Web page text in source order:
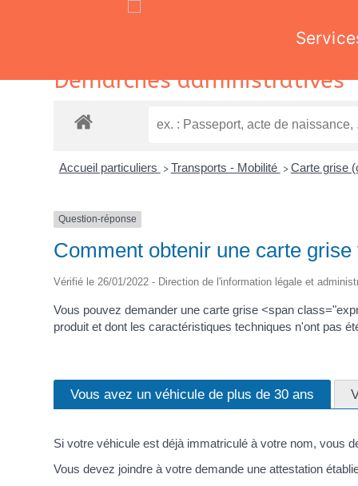
Démarches administratives
Accueil particuliers > Transports - Mobilité > Carte grise
Question-réponse
Comment obtenir une carte
Vérifié le 26/01/2022 - Direction de l'information légale et
Vous pouvez demander une carte grise <span
produit et dont les caractéristiques techniques n'ont pas
Vous avez un véhicule de plus de 30 ans
Si votre véhicule est déjà immatriculé à votre nom, vous
Vous devez joindre à votre demande une attestation